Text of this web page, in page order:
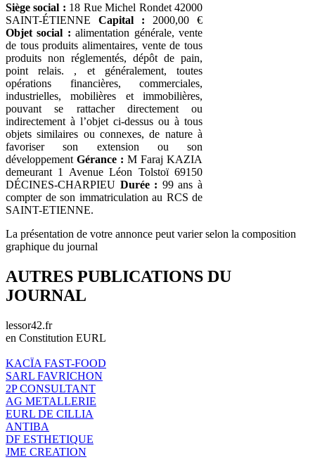
Siège social : 18 Rue Michel Rondet 42000
SAINT-ÉTIENNE Capital : 2000,00 €
Objet social : alimentation générale, vente
de tous produits alimentaires, vente de tous
produits non réglementés, dépôt de pain,
point relais. , et généralement, toutes
opérations financières, commerciales,
industrielles, mobilières et immobilières,
pouvant se rattacher directement ou
indirectement à l’objet ci-dessus ou à tous
objets similaires ou connexes, de nature à
favoriser son extension ou son
développement Gérance : M Faraj KAZIA
demeurant 1 Avenue Léon Tolstoï 69150
DÉCINES-CHARPIEU Durée : 99 ans à
compter de son immatriculation au RCS de
SAINT-ETIENNE.
La présentation de votre annonce peut varier selon la composition
graphique du journal
AUTRES PUBLICATIONS DU
JOURNAL
lessor42.fr
en Constitution EURL
KACÏA FAST-FOOD
SARL FAVRICHON
2P CONSULTANT
AG METALLERIE
EURL DE CILLIA
ANTIBA
DF ESTHETIQUE
JME CREATION